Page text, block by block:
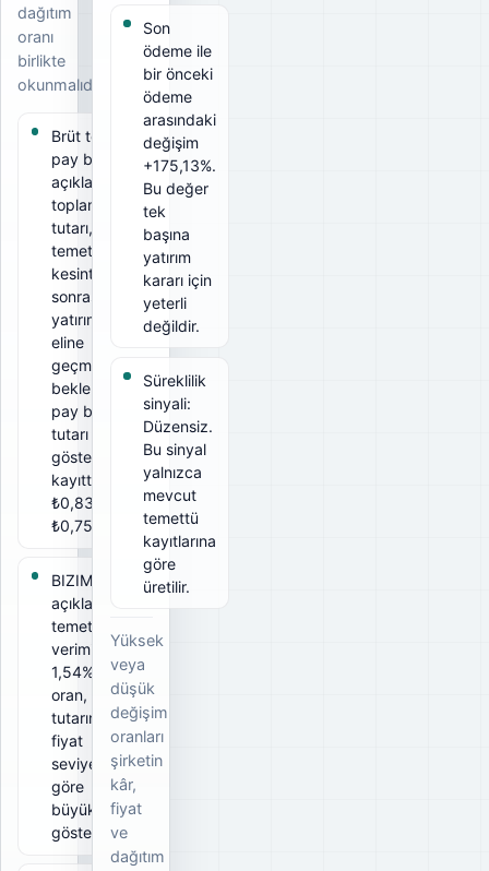
dağıtım
oranı
birlikte
okunmalıdır.
Brüt temettü
pay başına
açıklanan
toplam
tutarı, net
temettü ise
kesintiler
sonrası
yatırımcının
eline
geçmesi
beklenen
pay başına
tutarı
gösterir. Bu
kayıtta brüt
₺0,83, net
₺0,75.
BIZIM için
açıklanan
temettü
verimi
1,54%. Bu
oran, ödeme
tutarının ilgili
fiyat
seviyesine
göre
büyüklüğünü
gösterir.
Son
ödeme ile
bir önceki
ödeme
arasındaki
değişim
+175,13%.
Bu değer
tek
başına
yatırım
kararı için
yeterli
değildir.
Süreklilik
sinyali:
Düzensiz.
Bu sinyal
yalnızca
mevcut
temettü
kayıtlarına
göre
üretilir.
Yüksek
veya
düşük
değişim
oranları
şirketin
kâr,
fiyat
ve
dağıtım